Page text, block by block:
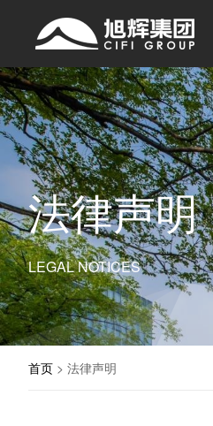
法律声明
LEGAL NOTICES
首页 > 法律声明